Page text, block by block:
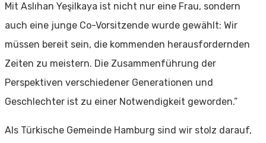
Mit Aslıhan Yeşilkaya ist nicht nur eine Frau, sondern
auch eine junge Co-Vorsitzende wurde gewählt: Wir
müssen bereit sein, die kommenden herausfordernden
Zeiten zu meistern. Die Zusammenführung der
Perspektiven verschiedener Generationen und
Geschlechter ist zu einer Notwendigkeit geworden.”
Als Türkische Gemeinde Hamburg sind wir stolz darauf,